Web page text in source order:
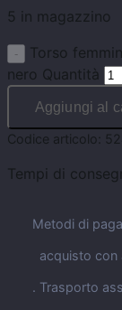
5 in magazzino
Torso
nero Quantità
Aggiungi al
Codice articolo:
Tempi di
Metodi di
acquisto con
. Trasporto